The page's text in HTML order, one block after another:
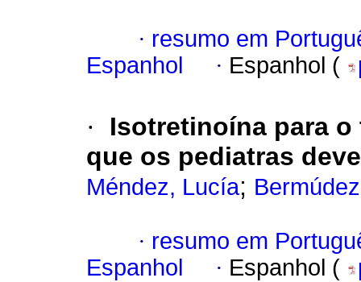
· resumo em
Espanhol
· Espanhol (
·
Isotretinoína para
que os pediatras
Méndez, Lucía;
· resumo em
Espanhol
· Espanhol (